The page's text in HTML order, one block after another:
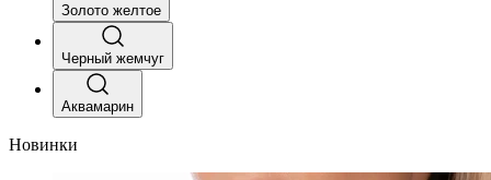
Золото желтое
Черный жемчуг
Аквамарин
Новинки